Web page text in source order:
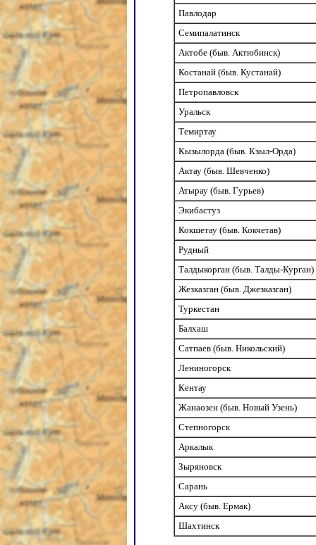
Павлодар
Семипалатинск
Актобе (быв. Актюбинск)
Костанай (быв. Кустанай)
Петропавловск
Уральск
Темиртау
Кызылорда (быв. Кзыл-Орда)
Актау (быв. Шевченко)
Атырау (быв. Гурьев)
Экибастуз
Кокшетау (быв. Кокчетав)
Рудный
Талдыкорган (быв. Талды-Курган)
Жезказган (быв. Джезказган)
Туркестан
Балхаш
Сатпаев (быв. Никольский)
Лениногорск
Кентау
Жанаозен (быв. Новый Узень)
Степногорск
Аркалык
Зыряновск
Сарань
Аксу (быв. Ермак)
Шахтинск